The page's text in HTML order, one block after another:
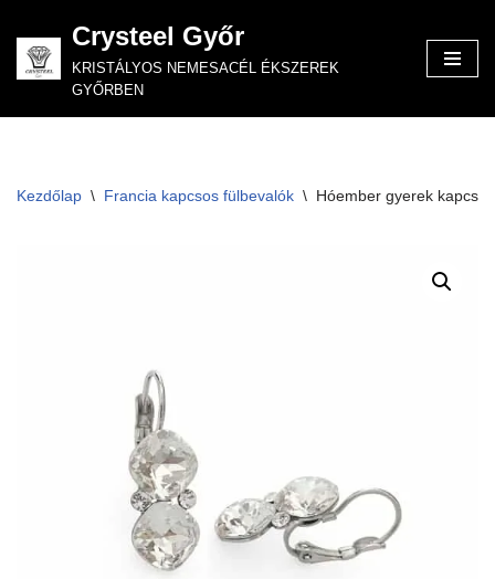
Skip
to
Crysteel Győr
KRISTÁLYOS NEMESACÉL ÉKSZEREK
GYŐRBEN
Kezdőlap \ Francia kapcsos fülbevalók \ Hóember gyerek